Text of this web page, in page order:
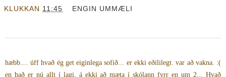
KLUKKAN 11:45 ENGIN UMMÆLI
hæbb.... úff hvað ég get eiginlega sofið... er ekki eðililegt. var að vakna. :(
en það er nú allt í lagi, á ekki að mæta í skólann fyrr en um 2... Hvað